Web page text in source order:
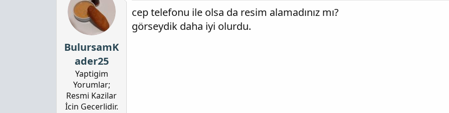
BulursamK
ader25
Yaptigim
Yorumlar;
Resmi Kazilar
İcin Gecerlidir.
cep telefonu ile olsa da resim alamadınız mı?
görseydik daha iyi olurdu.